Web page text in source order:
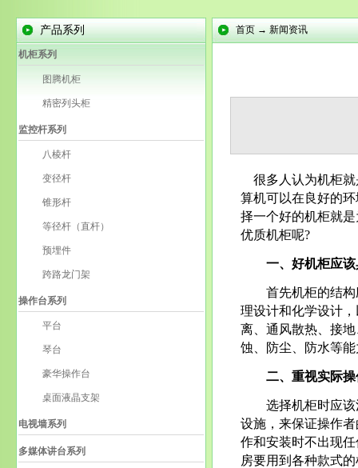
产品系列
机柜系列
图腾机柜
精密列头柜
监控杆系列
八棱杆
变径杆
锥形杆
等径杆（直杆）
预埋件
跨路龙门架
操作台系列
平台
琴台
豪华操作台
桌面液晶支架
电视墙系列
多媒体讲台系列
首页 → 新闻资讯
很多人认为机柜就
算机可以在良好的
择一个好的机柜就
优质机柜呢?
一、好机柜应该
首先机柜的结构
理设计和化学设计
离、通风散热、接
蚀、防尘、防水等
二、重视实际操
选择机柜时应该
设施，来保证操作
作和安装时不出现
房要用到各种款式